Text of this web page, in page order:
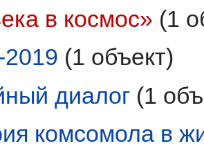
в космос» (1
‏‎ (1 объект)
диалог (1
комсомола в